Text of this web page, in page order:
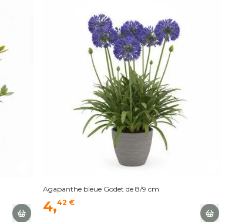
Agapanthe bleue Godet de 8/9 cm
4,42 €